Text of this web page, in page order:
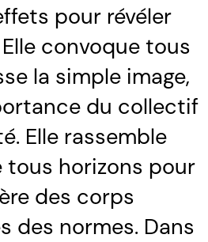
pour révéler
convoque tous
la simple image,
du collectif
Elle rassemble
horizons pour
des corps
des normes. Dans